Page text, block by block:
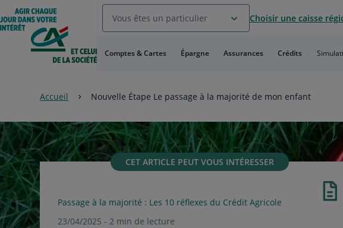
Aller
au
Menu
Aller au
Contenu
Vous êtes un particulier Choisir une caisse
Comptes & Cartes Épargne Assurances Crédits
Accueil Nouvelle Étape Le passage à la majorité de mon enfant
CET ARTICLE PEUT VOUS INTÉRESSER
Passage à la majorité : Les 10 réflexes du Crédit Agricole
23/04/2025 - 2 min de lecture